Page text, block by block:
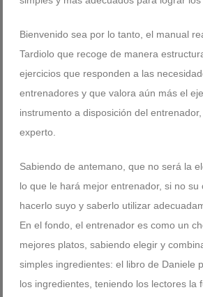
Bienvenido sea por lo tanto, el manual
Tardiolo que recoge de manera
ejercicios que responden a las
entrenadores y que valora aún más el
instrumento a disposición del
experto.
Sabiendo de antemano, que no será la
lo que le hará mejor entrenador, si no su
hacerlo suyo y saberlo utilizar
En el fondo, el entrenador es como un
mejores platos, sabiendo elegir y
simples ingredientes: el libro de Daniele
los ingredientes, teniendo los lectores la